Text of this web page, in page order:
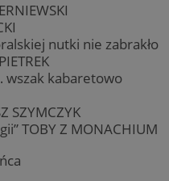
nutki nie zabrakło
wszak kabaretowo
SZYMCZYK
TOBY Z MONACHIUM